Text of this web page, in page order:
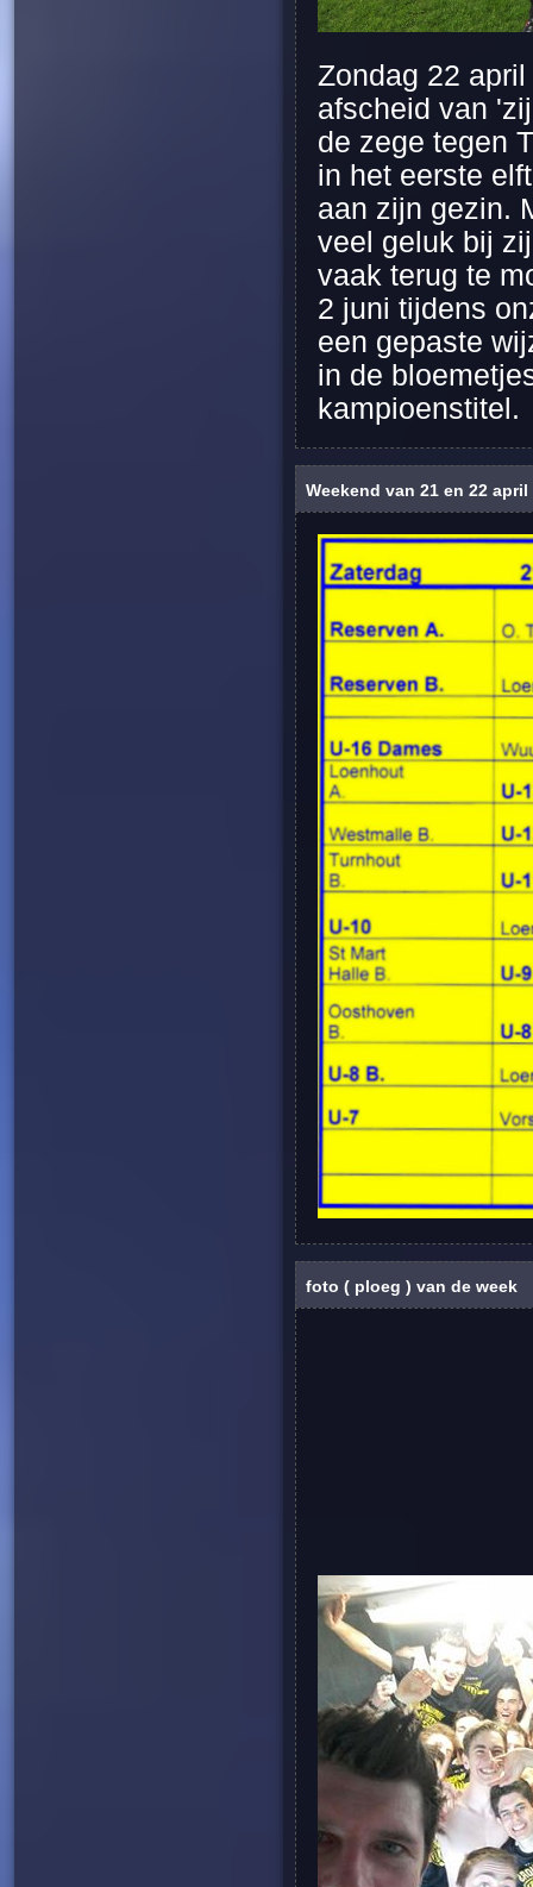
Zondag 22
afscheid van
de zege tegen
in het eerste
aan zijn gezin.
veel geluk bij
vaak terug te
2 juni tijdens
een gepaste
in de
kampioenstitel.
Weekend van 21 en 22
foto ( ploeg ) van de week